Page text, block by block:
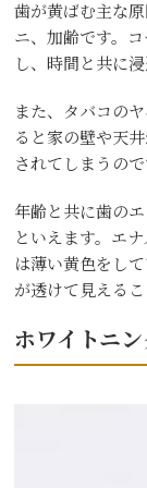
歯が黄ばむ主な
ニ、加齢です。
し、時間と共に
また、タバコの
ると家の壁や天
されてしまうので
年齢と共に歯の
といえます。エ
は薄い黄色をし
が透けて見える
ホワイトニ